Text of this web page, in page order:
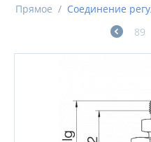
Прямое / Соединение
89